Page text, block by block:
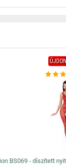
BS069 - díszített